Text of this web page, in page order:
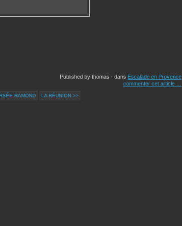
Published by thomas - dans Escalade en Provence
commenter cet article
RAMOND LA RÉUNION >>